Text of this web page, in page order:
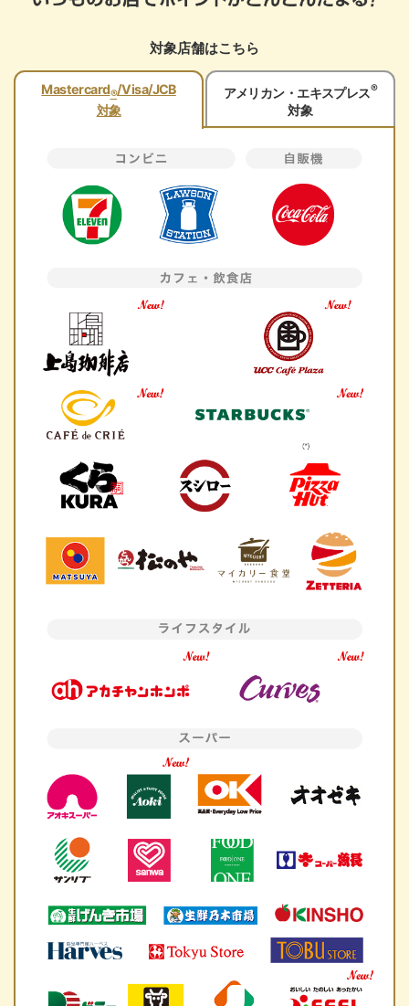
対象店舗はこちら
Mastercard®/Visa/JCB
対象
アメリカン・エキスプレス®
対象